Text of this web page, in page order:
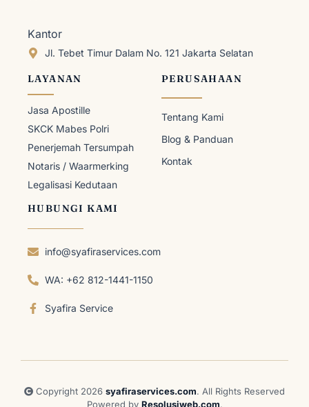
Kantor
Jl. Tebet Timur Dalam No. 121 Jakarta Selatan
LAYANAN
Jasa Apostille
SKCK Mabes Polri
Penerjemah Tersumpah
Notaris / Waarmerking
Legalisasi Kedutaan
PERUSAHAAN
Tentang Kami
Blog & Panduan
Kontak
HUBUNGI KAMI
info@syafiraservices.com
WA: +62 812-1441-1150
Syafira Service
Copyright 2026 syafiraservices.com. All Rights Reserved
Powered by Resolusiweb.com.